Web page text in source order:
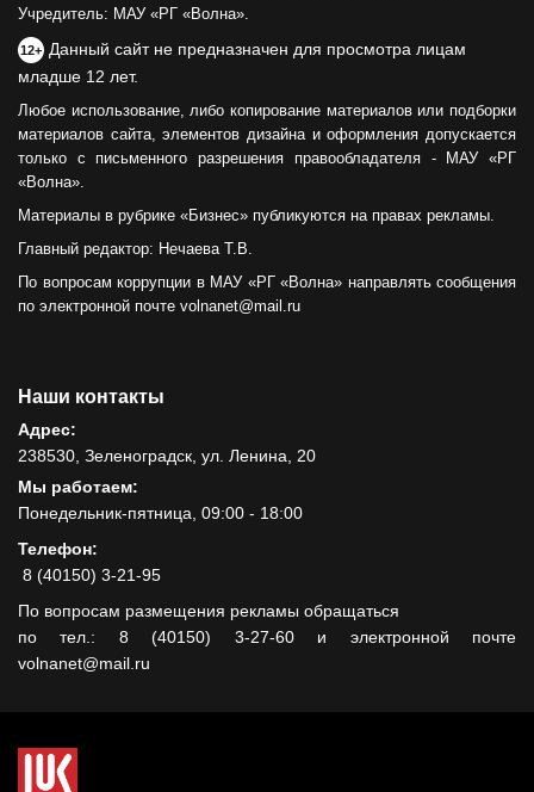
Учредитель: МАУ «РГ «Волна».
12+ Данный сайт не предназначен для просмотра лицам
младше 12 лет.
Любое использование, либо копирование материалов или подборки
материалов сайта, элементов дизайна и оформления допускается
только с письменного разрешения правообладателя - МАУ «РГ
«Волна».
Материалы в рубрике «Бизнес» публикуются на правах рекламы.
Главный редактор: Нечаева Т.В.
По вопросам коррупции в МАУ «РГ «Волна» направлять сообщения
по электронной почте volnanet@mail.ru
Наши контакты
Адрес:
238530, Зеленоградск, ул. Ленина, 20
Мы работаем:
Понедельник-пятница, 09:00 - 18:00
Телефон:
8 (40150) 3-21-95
По вопросам размещения рекламы обращаться
по тел.: 8 (40150) 3-27-60 и электронной почте
volnanet@mail.ru